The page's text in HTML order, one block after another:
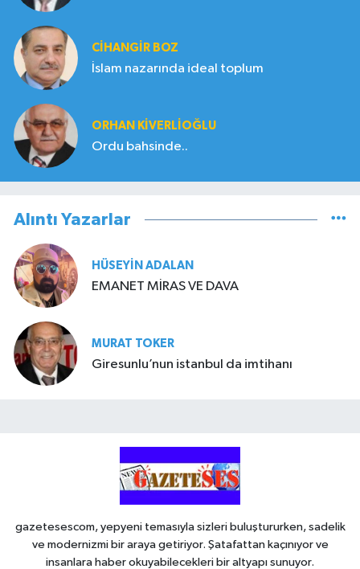
CIHANGIR BOZ
İslam nazarında ideal toplum
ORHAN KIVERLIOĞLU
Ordu bahsinde..
Alıntı Yazarlar
HÜSEYIN ADALAN
EMANET MİRAS VE DAVA
MURAT TOKER
Giresunlu’nun istanbul da imtihanı
gazetesescom, yepyeni temasıyla sizleri buluştururken, sadelik
ve modernizmi bir araya getiriyor. Şatafattan kaçınıyor ve
insanlara haber okuyabilecekleri bir altyapı sunuyor.